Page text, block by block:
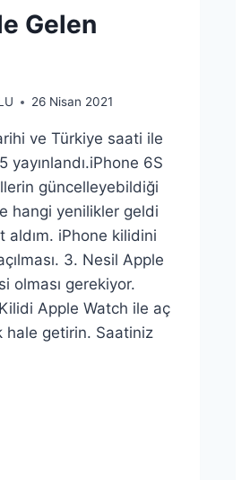
Gelen
26 Nisan 2021
ve Türkiye saati ile
yayınlandı.iPhone 6S
güncelleyebildiği
hangi yenilikler geldi
aldım. iPhone kilidini
3. Nesil Apple
olması gerekiyor.
Apple Watch ile aç
hale getirin. Saatiniz